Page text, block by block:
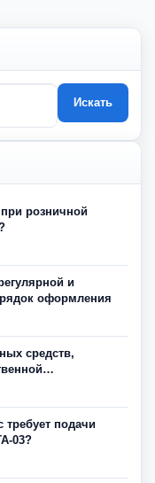
Искать
розничной
и
оформления
средств,
подачи
03?